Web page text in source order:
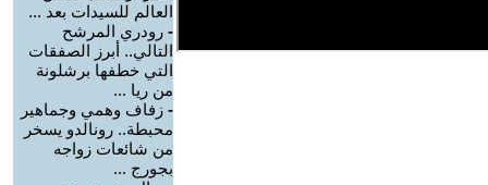
العالم للسيدات بعد ...
- رودري المرشح
التالي.. أبرز الصفقات
التي خطفها برشلونة
من ريا ...
- زفاف وهمي وجماهير
محبطة.. رونالدو يسخر
من شائعات زواجه
بجورج ...